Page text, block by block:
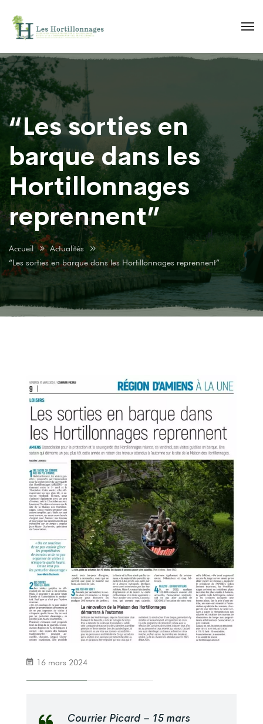
“Les sorties en
barque dans les
Hortillonnages
reprennent”
Accueil
Actualités
“Les sorties en barque dans les Hortillonnages reprennent”
16 mars 2024
Courrier Picard – 15 mars